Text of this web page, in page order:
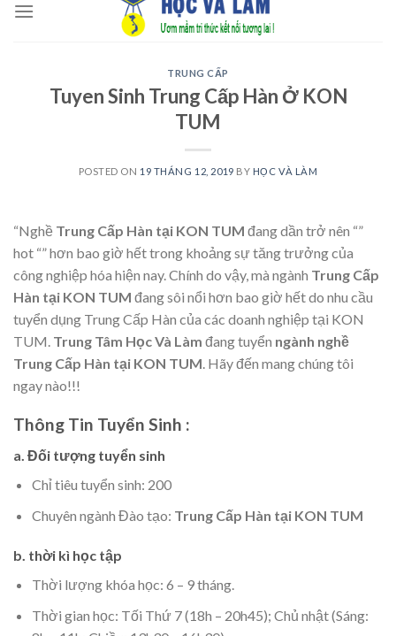
TRUNG CẤP
Tuyen Sinh Trung Cấp Hàn Ở KON
TUM
POSTED ON 19 THÁNG 12, 2019 BY HỌC VÀ LÀM
“Nghề Trung Cấp Hàn tại KON TUM đang dần trở nên “”
hot “” hơn bao giờ hết trong khoảng sự tăng trưởng của
công nghiệp hóa hiện nay. Chính do vậy, mà ngành Trung Cấp
Hàn tại KON TUM đang sôi nổi hơn bao giờ hết do nhu cầu
tuyển dụng Trung Cấp Hàn của các doanh nghiệp tại KON
TUM. Trung Tâm Học Và Làm đang tuyển ngành nghề
Trung Cấp Hàn tại KON TUM . Hãy đến mang chúng tôi
ngay nào!!!
Thông Tin Tuyển Sinh :
a. Đối tượng tuyển sinh
Chỉ tiêu tuyển sinh: 200
Chuyên ngành Đào tạo: Trung Cấp Hàn tại KON TUM
b. thời kì học tập
Thời lượng khóa học: 6 – 9 tháng.
Thời gian học: Tối Thứ 7 (18h – 20h45); Chủ nhật (Sáng: